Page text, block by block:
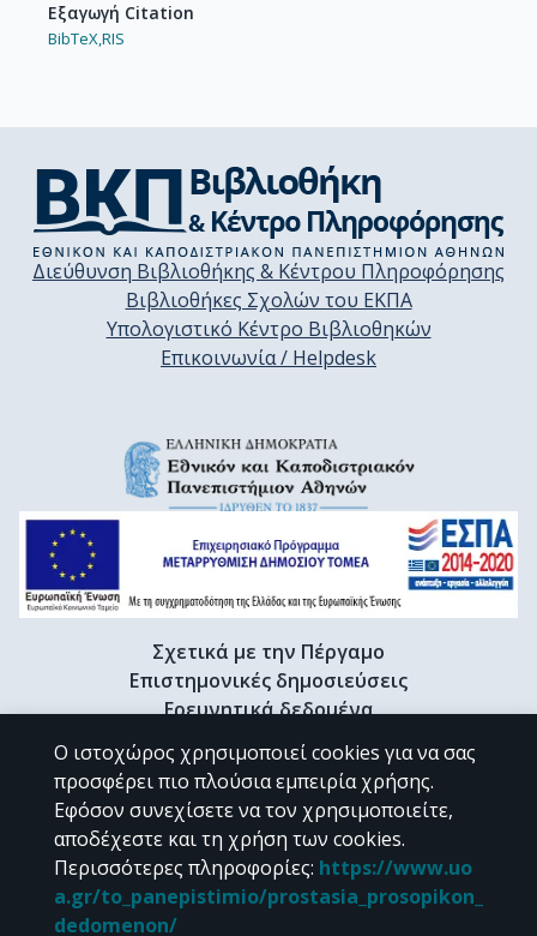
Εξαγωγή Citation
BibTeX,RIS
Διεύθυνση Βιβλιοθήκης & Κέντρου Πληροφόρησης
Βιβλιοθήκες Σχολών του ΕΚΠΑ
Υπολογιστικό Κέντρο Βιβλιοθηκών
Επικοινωνία / Helpdesk
Σχετικά με την Πέργαμο
Επιστημονικές δημοσιεύσεις
Ερευνητικά δεδομένα
Διδακτορικές διατριβές & Γκρίζα βιβλιογραφία
Προφίλ Ερευνητή
CC BY-NC 4.0
Εκτός αν αναφέρεται διαφορετικά, το υλικό της "Περγάμου" διατίθεται
Ο ιστοχώρος χρησιμοποιεί cookies για να σας
προσφέρει πιο πλούσια εμπειρία χρήσης.
Εφόσον συνεχίσετε να τον χρησιμοποιείτε,
αποδέχεστε και τη χρήση των cookies.
Περισσότερες πληροφορίες: https://www.uo
a.gr/to_panepistimio/prostasia_prosopikon_
dedomenon/